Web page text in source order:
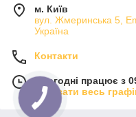
м. Київ
вул. Жмеринська 5,
Україна
Контакти
Сьогодні працює з
Показати весь